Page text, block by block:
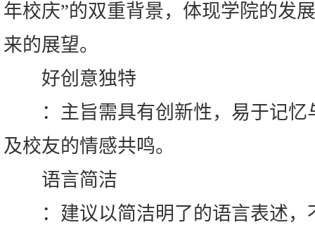
年校庆”的双重背景，体现学院的发
来的展望。
好创意独特
：主旨需具有创新性，易于记忆
及校友的情感共鸣。
语言简洁
：建议以简洁明了的语言表述，